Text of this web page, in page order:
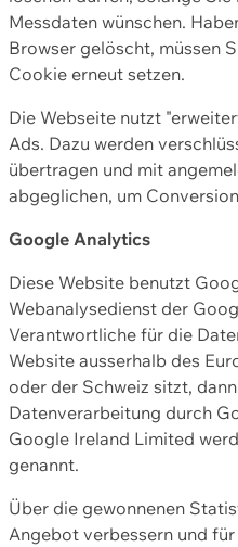
Messdaten wünschen.
Browser gelöscht, müssen
Cookie erneut setzen.
Die Webseite nutzt
Ads. Dazu werden
übertragen und mit
abgeglichen, um
Google Analytics
Diese Website benutzt
Webanalysedienst der
Verantwortliche für die
Website ausserhalb des
oder der Schweiz sitzt,
Datenverarbeitung durch
Google Ireland Limited
genannt.
Über die gewonnenen
Angebot verbessern und